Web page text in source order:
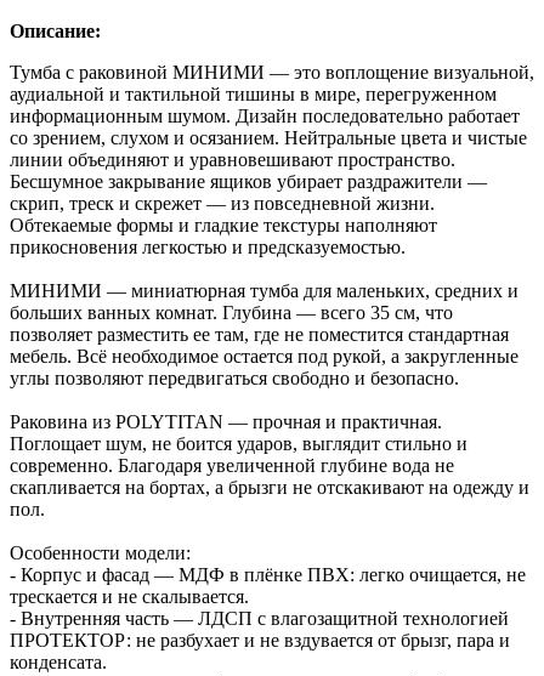
Описание:
Тумба с раковиной МИНИМИ — это воплощение визуальной,
аудиальной и тактильной тишины в мире, перегруженном
информационным шумом. Дизайн последовательно работает
со зрением, слухом и осязанием. Нейтральные цвета и чистые
линии объединяют и уравновешивают пространство.
Бесшумное закрывание ящиков убирает раздражители —
скрип, треск и скрежет — из повседневной жизни.
Обтекаемые формы и гладкие текстуры наполняют
прикосновения легкостью и предсказуемостью.
МИНИМИ — миниатюрная тумба для маленьких, средних и
больших ванных комнат. Глубина — всего 35 см, что
позволяет разместить ее там, где не поместится стандартная
мебель. Всё необходимое остается под рукой, а закругленные
углы позволяют передвигаться свободно и безопасно.
Раковина из POLYTITAN — прочная и практичная.
Поглощает шум, не боится ударов, выглядит стильно и
современно. Благодаря увеличенной глубине вода не
скапливается на бортах, а брызги не отскакивают на одежду и
пол.
Особенности модели:
- Корпус и фасад — МДФ в плёнке ПВХ: легко очищается, не
трескается и не скалывается.
- Внутренняя часть — ЛДСП с влагозащитной технологией
ПРОТЕКТОР: не разбухает и не вздувается от брызг, пара и
конденсата.